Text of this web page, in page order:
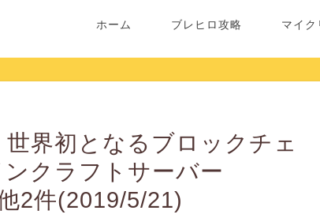
ホーム ブレヒロ攻略 マイク
界初となるブロックチェ
クラフトサーバー
2件(2019/5/21)